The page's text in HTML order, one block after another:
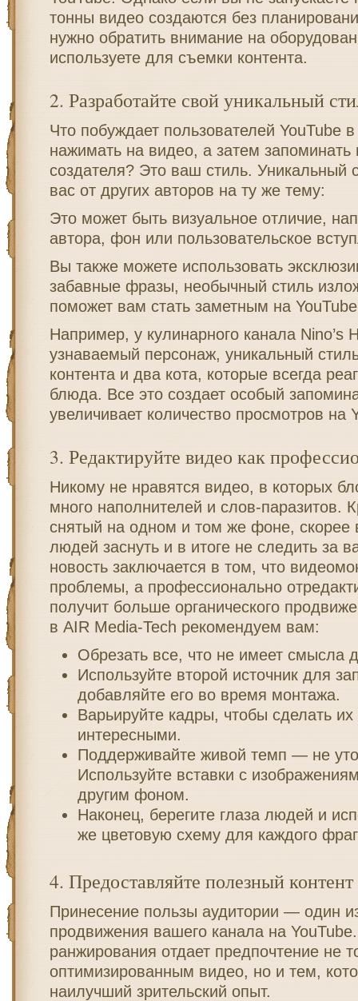
тонны видео создаются без
нужно обратить внимание на
используете для съемки контента.
2. Разработайте свой уникальный
Что побуждает пользователей YouTube
нажимать на видео, а затем
создателя? Это ваш стиль. Уникальный
вас от других авторов на ту же тему:
Это может быть визуальное отличие,
автора, фон или пользовательское
Вы также можете использовать
забавные фразы, необычный стиль
поможет вам стать заметным на
Например, у кулинарного канала Nino’s
узнаваемый персонаж, уникальный
контента и два кота, которые всегда
блюда. Все это создает особый
увеличивает количество просмотров на
3. Редактируйте видео как
Никому не нравятся видео, в которых
много наполнителей и слов-паразитов.
снятый на одном и том же фоне, скорее
людей заснуть и в итоге не следить за
новость заключается в том, что
проблемы, а профессионально
получит больше органического
в AIR Media-Tech рекомендуем вам:
Обрезать все, что не имеет смысла
Используйте второй источник для
добавляйте его во время монтажа.
Варьируйте кадры, чтобы сделать их
интересными.
Поддерживайте живой темп — не
Используйте вставки с
другим фоном.
Наконец, берегите глаза людей и
же цветовую схему для каждого
4. Предоставляйте полезный контент
Принесение пользы аудитории — один
продвижения вашего канала на
ранжирования отдает предпочтение не
оптимизированным видео, но и тем,
наилучший зрительский опыт.